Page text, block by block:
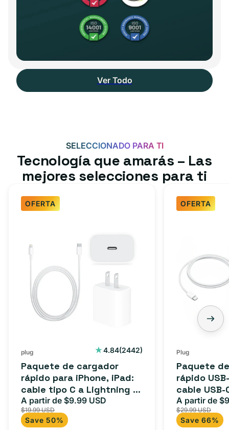
Ver Todo
SELECCIONADO PARA TI
Tecnología que amarás – Las
mejores selecciones para ti
OFERTA
para
iPhone,
iPad:
a
Lightning
(1
m)
+
plug 4.84(2442)
2442
Paquete de cargador
rápido para iPhone, iPad:
cable tipo C a Lightning (1
m) + adaptador tipo C
Precio
de
oferta
A partir de $9.99 USD
$19.99 USD
Save 50%
OFERTA
rápido
USB-
USB-
C
a
USB-
C
Plug
Paquete
rápido
cable USB-
adaptador
para
iPad y más.
Precio
de
oferta
A partir de
$29.99 USD
Save 66%